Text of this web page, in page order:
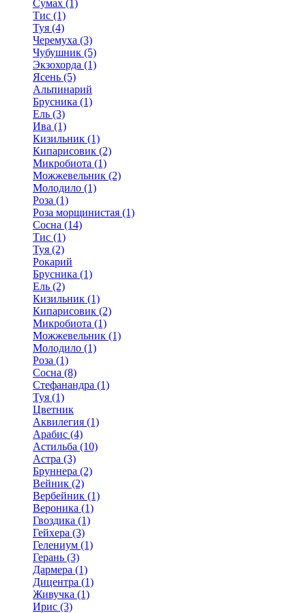
Сумах (1)
Тис (1)
Туя (4)
Черемуха (3)
Чубушник (5)
Экзохорда (1)
Ясень (5)
Альпинарий
Брусника (1)
Ель (3)
Ива (1)
Кизильник (1)
Кипарисовик (2)
Микробиота (1)
Можжевельник (2)
Молодило (1)
Роза (1)
Роза морщинистая (1)
Сосна (14)
Тис (1)
Туя (2)
Рокарий
Брусника (1)
Ель (2)
Кизильник (1)
Кипарисовик (2)
Микробиота (1)
Можжевельник (1)
Молодило (1)
Роза (1)
Сосна (8)
Стефанандра (1)
Туя (1)
Цветник
Аквилегия (1)
Арабис (4)
Астильба (10)
Астра (3)
Бруннера (2)
Вейник (2)
Вербейник (1)
Вероника (1)
Гвоздика (1)
Гейхера (3)
Гелениум (1)
Герань (3)
Дармера (1)
Дицентра (1)
Живучка (1)
Ирис (3)